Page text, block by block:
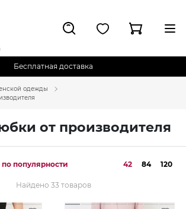
Бесплатная доставка
одежды
от производителя
по популярности 42 84 120
Найдено 33 товаров